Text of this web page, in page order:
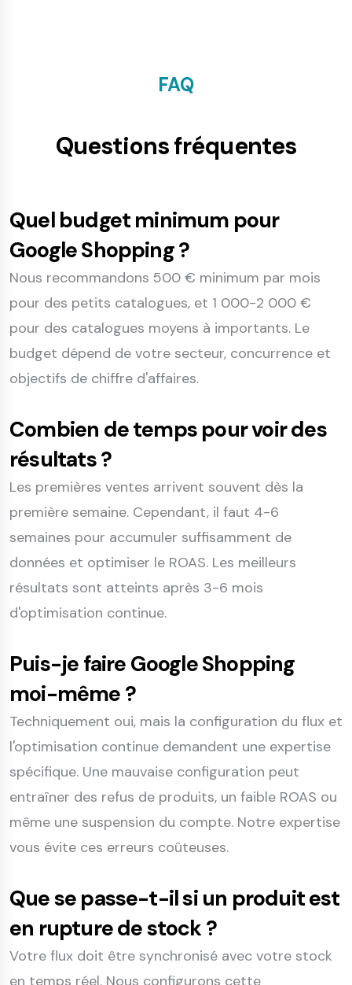
FAQ
Questions fréquentes
Quel budget minimum pour
Google Shopping ?
Nous recommandons 500 € minimum par mois
pour des petits catalogues, et 1 000-2 000 €
pour des catalogues moyens à importants. Le
budget dépend de votre secteur, concurrence et
objectifs de chiffre d'affaires.
Combien de temps pour voir des
résultats ?
Les premières ventes arrivent souvent dès la
première semaine. Cependant, il faut 4-6
semaines pour accumuler suffisamment de
données et optimiser le ROAS. Les meilleurs
résultats sont atteints après 3-6 mois
d'optimisation continue.
Puis-je faire Google Shopping
moi-même ?
Techniquement oui, mais la configuration du flux et
l'optimisation continue demandent une expertise
spécifique. Une mauvaise configuration peut
entraîner des refus de produits, un faible ROAS ou
même une suspension du compte. Notre expertise
vous évite ces erreurs coûteuses.
Que se passe-t-il si un produit est
en rupture de stock ?
Votre flux doit être synchronisé avec votre stock
en temps réel. Nous configurons cette